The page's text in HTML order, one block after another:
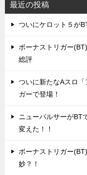
最近の投稿
ついにケロット５が
ボーナストリガー
総評
ついに新たなAスロ
ガーで登場！
ニューパルサーがBT
変えた！！
ボーナストリガー
妙？！